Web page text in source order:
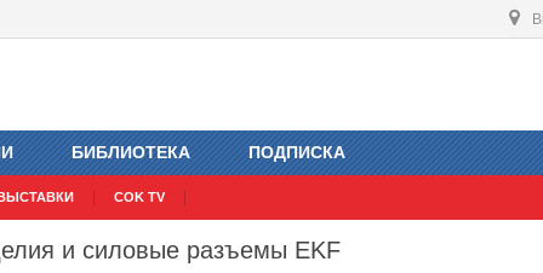
COK TV
БИБЛИОТЕКА ПОДПИСКА
и силовые разъемы EKF